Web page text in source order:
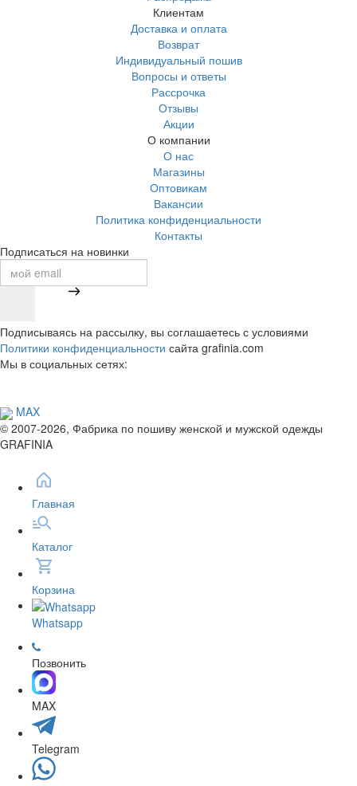
Клиентам
Доставка и оплата
Возврат
Индивидуальный пошив
Вопросы и ответы
Рассрочка
Отзывы
Акции
О компании
О нас
Магазины
Оптовикам
Вакансии
Политика конфиденциальности
Контакты
Подписаться на новинки
Подписываясь на рассылку, вы соглашаетесь с условиями
Политики конфиденциальности сайта grafinia.com
Мы в социальных сетях:
MAX
© 2007-2026, Фабрика по пошиву женской и мужской одежды
GRAFINIA
Главная
Каталог
Корзина
Whatsapp
Позвонить
MAX
Telegram